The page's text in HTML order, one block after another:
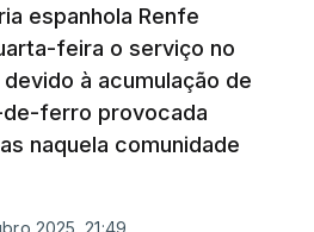
espanhola Renfe
feira o serviço no
à acumulação de
de-ferro provocada
naquela comunidade
2025, 21:49